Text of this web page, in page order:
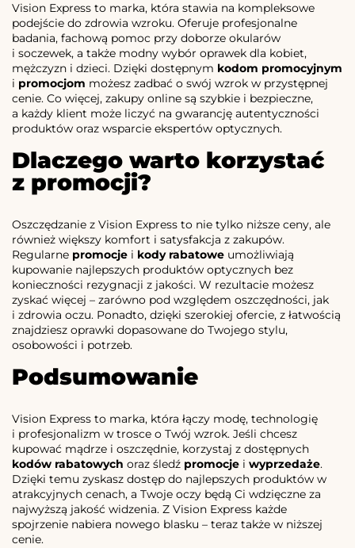
Vision Express to marka, która stawia na kompleksowe
podejście do zdrowia wzroku. Oferuje profesjonalne
badania, fachową pomoc przy doborze okularów
i soczewek, a także modny wybór oprawek dla kobiet,
mężczyzn i dzieci. Dzięki dostępnym kodom promocyjnym
i promocjom możesz zadbać o swój wzrok w przystępnej
cenie. Co więcej, zakupy online są szybkie i bezpieczne,
a każdy klient może liczyć na gwarancję autentyczności
produktów oraz wsparcie ekspertów optycznych.
Dlaczego warto korzystać
z promocji?
Oszczędzanie z Vision Express to nie tylko niższe ceny, ale
również większy komfort i satysfakcja z zakupów.
Regularne promocje i kody rabatowe umożliwiają
kupowanie najlepszych produktów optycznych bez
konieczności rezygnacji z jakości. W rezultacie możesz
zyskać więcej – zarówno pod względem oszczędności, jak
i zdrowia oczu. Ponadto, dzięki szerokiej ofercie, z łatwością
znajdziesz oprawki dopasowane do Twojego stylu,
osobowości i potrzeb.
Podsumowanie
Vision Express to marka, która łączy modę, technologię
i profesjonalizm w trosce o Twój wzrok. Jeśli chcesz
kupować mądrze i oszczędnie, korzystaj z dostępnych
kodów rabatowych oraz śledź promocje i wyprzedaże.
Dzięki temu zyskasz dostęp do najlepszych produktów w
atrakcyjnych cenach, a Twoje oczy będą Ci wdzięczne za
najwyższą jakość widzenia. Z Vision Express każde
spojrzenie nabiera nowego blasku – teraz także w niższej
cenie.